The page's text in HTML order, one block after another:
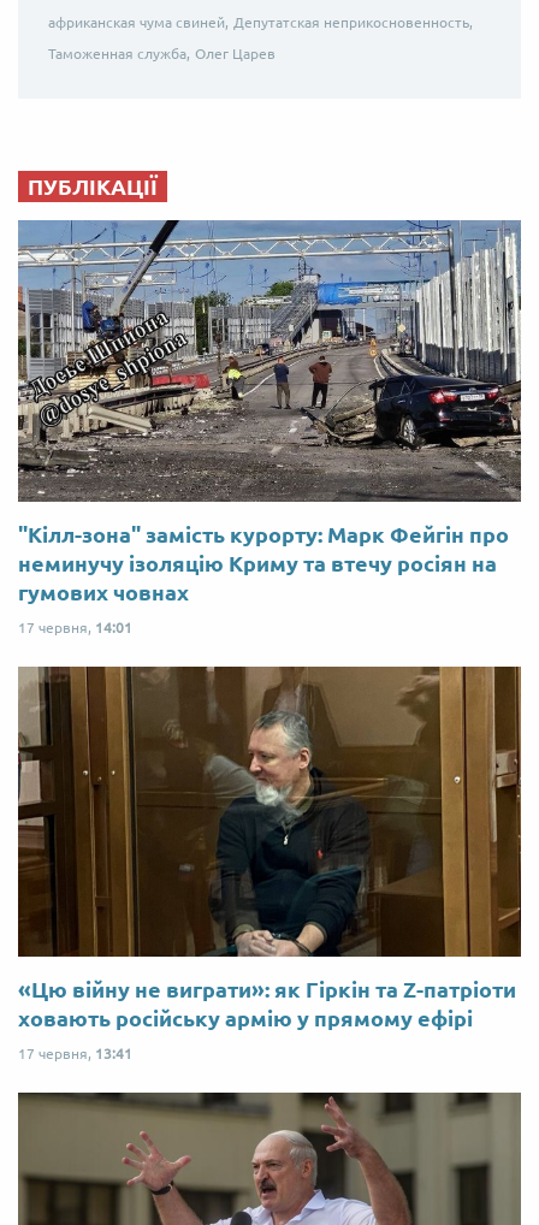
африканская чума свиней, Депутатская неприкосновенность,
Таможенная служба, Олег Царев
ПУБЛІКАЦІЇ
"Кілл-зона" замість курорту: Марк Фейгін про
неминучу ізоляцію Криму та втечу росіян на
гумових човнах
17 червня, 14:01
«Цю війну не виграти»: як Гіркін та Z-патріоти
ховають російську армію у прямому ефірі
17 червня, 13:41